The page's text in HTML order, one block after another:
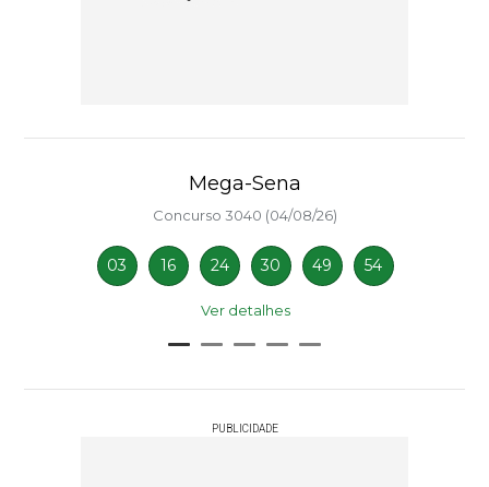
Mega-Sena
Concurso 3040 (04/08/26)
03 16 24 30 49 54
Ver detalhes
PUBLICIDADE